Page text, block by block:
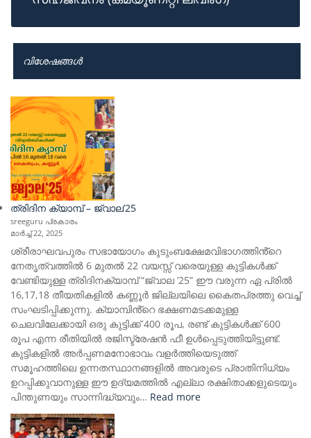
വിശേഷങ്ങൾ
ത്രിദിന ക്യാമ്പ് – ജ്വാല’25
sreeguru പ്രകാരം
മാർച്ച്‌ 22, 2025
ശ്രീരാഘവപുരം സഭായോഗം കുടുംബക്ഷേമവിഭാഗത്തിൻ്റെ
നേതൃത്വത്തിൽ 6 മുതൽ 22 വയസ്സ് വരെയുള്ള കുട്ടികൾക്ക്
വേണ്ടിയുള്ള ത്രിദിനക്യാമ്പ് “ജ്വാല ’25” ഈ വരുന്ന ഏ പ്രിൽ
16,17,18 തീയതികളിൽ കണ്ണൂർ ജില്ലയിലെ കൈതപ്രത്തു വെച്ച്
സംഘടിപ്പിക്കുന്നു. ക്യാമ്പിൻ്റെ ഭക്ഷണമടക്കമുള്ള
ചെലവിലേക്കായി ഒരു കുട്ടിക്ക് 400 രൂപ, രണ്ട് കുട്ടികൾക്ക് 600
രൂപ എന്ന രീതിയിൽ രജിസ്ട്രേഷൻ ഫീ ഉൾപ്പെടുത്തിയിട്ടുണ്ട്.
കുട്ടികളിൽ അർപ്പണമനോഭാവം വളർത്തിയെടുത്ത്
സമൂഹത്തിലെ ഉന്നതസ്ഥാനങ്ങളിൽ അവരുടെ പ്രാതിനിധ്യം
ഉറപ്പിക്കുവാനുള്ള ഈ ഉദ്യമത്തിൽ എല്ലാ രക്ഷിതാക്കളുടെയും
പിന്തുണയും സാന്നിദ്ധ്യവും… Read more: